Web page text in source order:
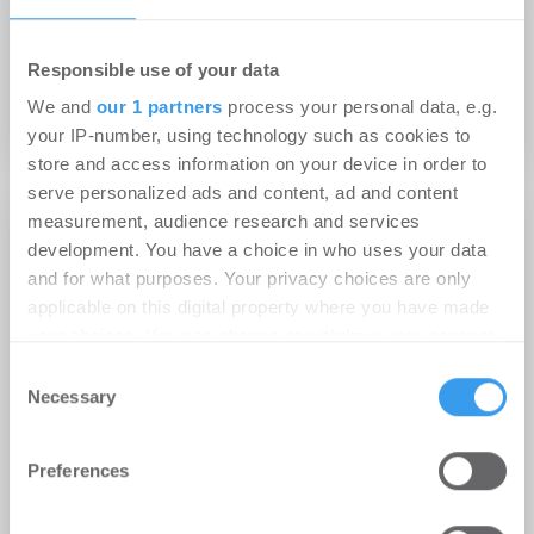
Responsible use of your data
We and our 1 partners process your personal data, e.g.
your IP-number, using technology such as cookies to
store and access information on your device in order to
serve personalized ads and content, ad and content
measurement, audience research and services
development. You have a choice in who uses your data
and for what purposes. Your privacy choices are only
applicable on this digital property where you have made
the Privacy trigger icon.
Find out more about how your personal data is processed
and set your preferences in the
Selection
Necessary
Preferences
EcoVadis vergibt Gold-Medaille an
Piepenbrock